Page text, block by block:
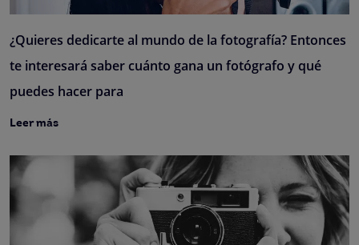
¿Quieres dedicarte al mundo de la fotografía? Entonces
te interesará saber cuánto gana un fotógrafo y qué
puedes hacer para
Leer más